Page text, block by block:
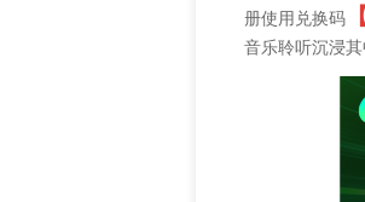
册使用兑换码
音乐聆听沉浸其